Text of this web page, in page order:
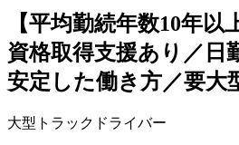
【平均勤続年数10年以
資格取得支援あり／日
安定した働き方／要大
大型トラックドライバー